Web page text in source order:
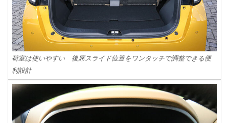
荷室は使いやすい 後席スライド位置をワンタッチで調整できる便
利設計